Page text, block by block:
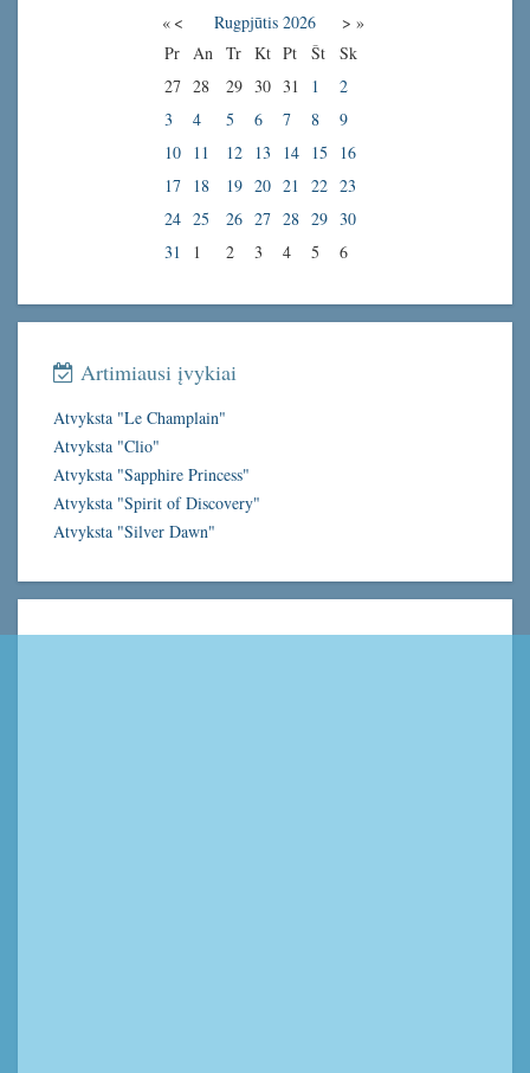
« < Rugpjūtis 2026 > »
Pr
An Tr Kt Pt Št
Sk
27 28 29 30 31 1
2
3
4 5 6 7 8
9
10
11 12 13 14 15
16
17
18 19 20 21 22 23
24 25 26 27 28 29 30
31
1 2 3 4 5 6
Artimiausi įvykiai
Atvyksta "Le Champlain"
Atvyksta "Clio"
Atvyksta "Sapphire Princess"
Atvyksta "Spirit of Discovery"
Atvyksta "Silver Dawn"